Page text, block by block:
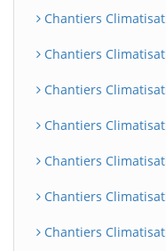
Chantiers
Chantiers
Chantiers
Chantiers
Chantiers
Chantiers
Chantiers